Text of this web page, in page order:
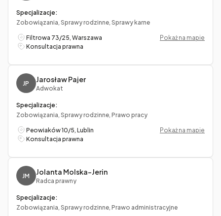
Specjalizacje:
Zobowiązania, Sprawy rodzinne, Sprawy karne
Filtrowa 73/25, Warszawa
Pokaż na mapie
Konsultacja prawna
JP Jarosław Pajer
Adwokat
Specjalizacje:
Zobowiązania, Sprawy rodzinne, Prawo pracy
Peowiaków 10/5, Lublin
Pokaż na mapie
Konsultacja prawna
JM Jolanta Molska-Jerin
Radca prawny
Specjalizacje:
Zobowiązania, Sprawy rodzinne, Prawo administracyjne